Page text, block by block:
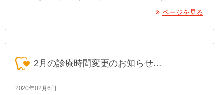
ページを見る
2月の診療時間変更のお知らせ…
2020年02月6日